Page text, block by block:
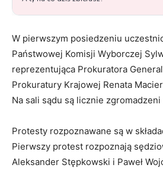
W pierwszym posiedzeniu
Państwowej Komisji Wyborczej
reprezentująca Prokuratora
Prokuratury Krajowej Renata
Na sali sądu są licznie
Protesty rozpoznawane są w
Pierwszy protest rozpoznają
Aleksander Stępkowski i Paweł